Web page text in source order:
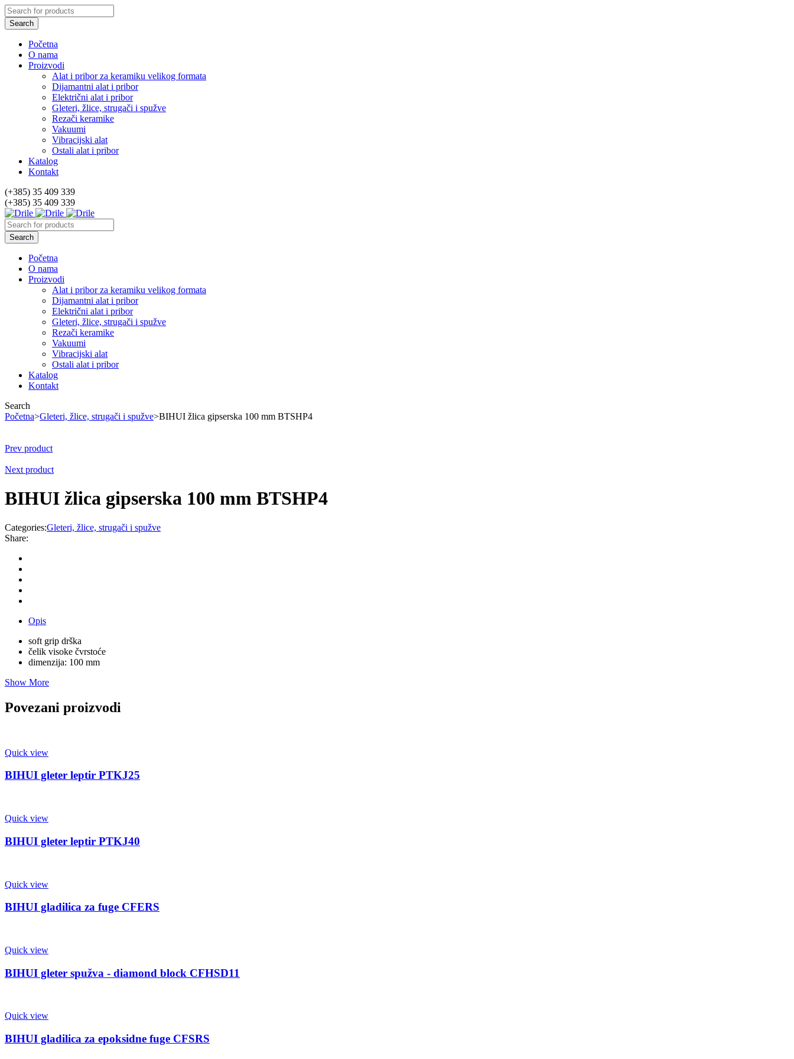
Početna
O nama
Proizvodi
Alat i pribor za keramiku velikog formata
Dijamantni alat i pribor
Električni alat i pribor
Gleteri, žlice, strugači i spužve
Rezači keramike
Vakuumi
Vibracijski alat
Ostali alat i pribor
Katalog
Kontakt
(+385) 35 409 339
(+385) 35 409 339
Početna
O nama
Proizvodi
Alat i pribor za keramiku velikog formata
Dijamantni alat i pribor
Električni alat i pribor
Gleteri, žlice, strugači i spužve
Rezači keramike
Vakuumi
Vibracijski alat
Ostali alat i pribor
Katalog
Kontakt
Search
Početna>Gleteri, žlice, strugači i spužve>BIHUI žlica gipserska 100 mm BTSHP4
Prev product
Next product
BIHUI žlica gipserska 100 mm BTSHP4
Categories:Gleteri, žlice, strugači i spužve
Share:
Opis
soft grip drška
čelik visoke čvrstoće
dimenzija: 100 mm
Show More
Povezani proizvodi
Quick view
BIHUI gleter leptir PTKJ25
Quick view
BIHUI gleter leptir PTKJ40
Quick view
BIHUI gladilica za fuge CFERS
Quick view
BIHUI gleter spužva - diamond block CFHSD11
Quick view
BIHUI gladilica za epoksidne fuge CFSRS